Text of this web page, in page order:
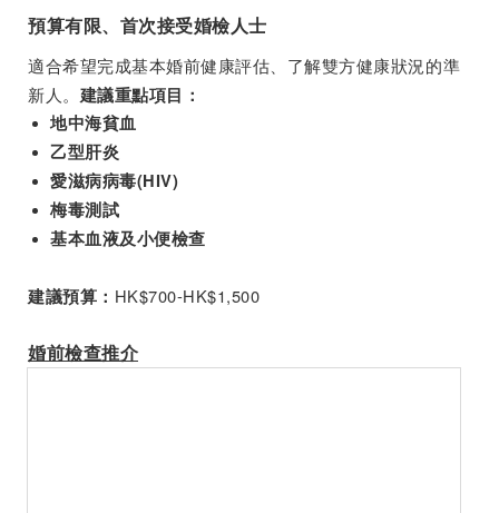
預算有限、首次接受婚檢人士
適合希望完成基本婚前健康評估、了解雙方健康狀況的準
新人。 建議重點項目：
地中海貧血
乙型肝炎
愛滋病病毒(HIV)
梅毒測試
基本血液及小便檢查
建議預算： HK$700-HK$1,500
婚前檢查推介